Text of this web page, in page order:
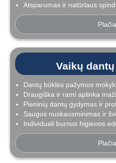
Atsparumas ir natūrlaus
Vaikų
Dantų būklės pažymos
Draugiška ir rami aplinka
Pieninių dantų gydymas ir
Saugus nuskausminimas ir
Individuali burnos higienos